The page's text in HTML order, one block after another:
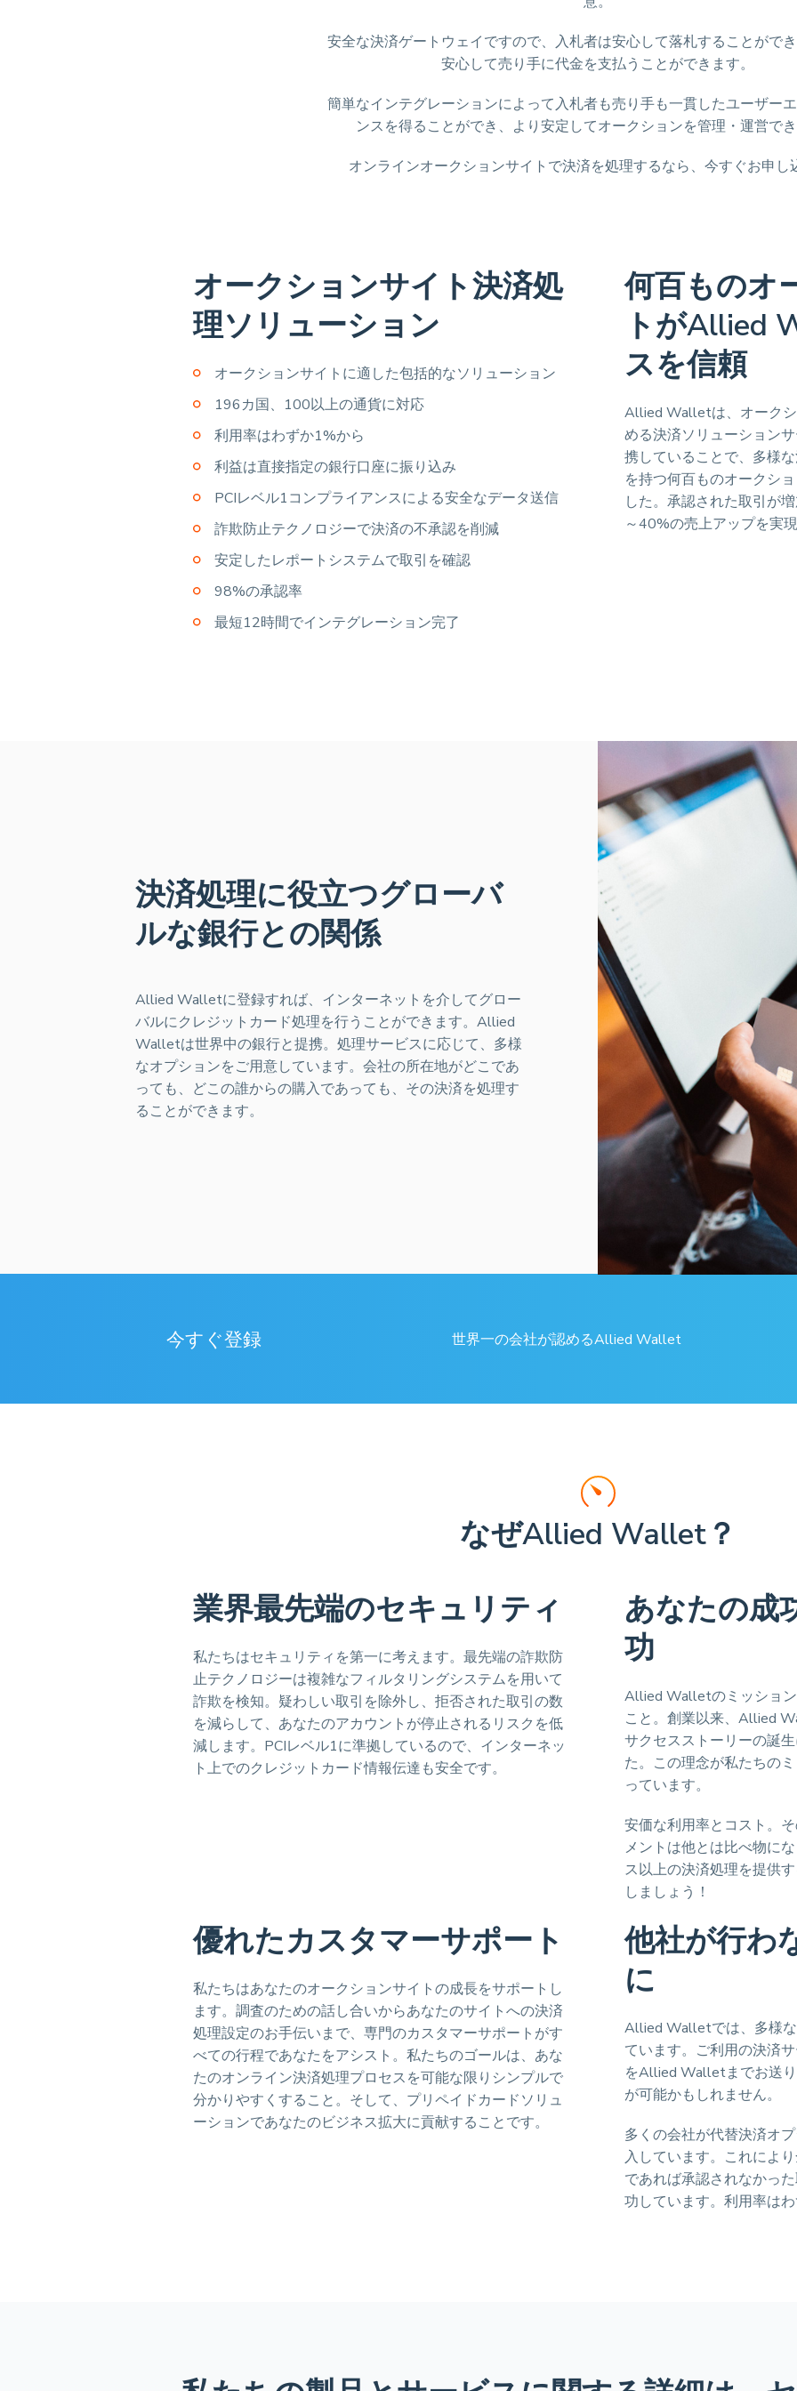
安全な決済ゲートウェイですので、入札者は安心して落札することがで
安心して売り手に代金を支払うことができます。
簡単なインテグレーションによって入札者も売り手も一貫したユーザー
ンスを得ることができ、より安定してオークションを管理・運営で
オンラインオークションサイトで決済を処理するなら、今すぐお申し
オークションサイト決済処
理ソリューション
オークションサイトに適した包括的なソリューション
196カ国、100以上の通貨に対応
利用率はわずか1%から
利益は直接指定の銀行口座に振り込み
PCIレベル1コンプライアンスによる安全なデータ送信
詐欺防止テクノロジーで決済の不承認を削減
安定したレポートシステムで取引を確認
98%の承認率
最短12時間でインテグレーション完了
何百ものオ
トがAllied
スを信頼
Allied Walletは、オーク
める決済ソリューション
携していることで、多様
を持つ何百ものオークシ
した。承認された取引が
～40%の売上アップを実
決済処理に役立つグローバ
ルな銀行との関係
Allied Walletに登録すれば、インターネットを介してグロー
バルにクレジットカード処理を行うことができます。Allied
Walletは世界中の銀行と提携。処理サービスに応じて、多様
なオプションをご用意しています。会社の所在地がどこであ
っても、どこの誰からの購入であっても、その決済を処理す
ることができます。
今すぐ登録 世界一の会社が認めるAllied Wallet
なぜAllied Wallet？
業界最先端のセキュリティ
私たちはセキュリティを第一に考えます。最先端の詐欺防
止テクノロジーは複雑なフィルタリングシステムを用いて
詐欺を検知。疑わしい取引を除外し、拒否された取引の数
を減らして、あなたのアカウントが停止されるリスクを低
減します。PCIレベル1に準拠しているので、インターネッ
ト上でのクレジットカード情報伝達も安全です。
あなたの成
功
Allied Walletのミッショ
こと。創業以来、Allied
サクセスストーリーの誕
た。この理念が私たちの
っています。
安価な利用率とコスト。
メントは他とは比べ物に
ス以上の決済処理を提供
しましょう！
優れたカスタマーサポート
私たちはあなたのオークションサイトの成長をサポートし
ます。調査のための話し合いからあなたのサイトへの決済
処理設定のお手伝いまで、専門のカスタマーサポートがす
べての行程であなたをアシスト。私たちのゴールは、あな
たのオンライン決済処理プロセスを可能な限りシンプルで
分かりやすくすること。そして、プリペイドカードソリュ
ーションであなたのビジネス拡大に貢献することです。
他社が行わ
に
Allied Walletでは、多様
ています。ご利用の決済
をAllied Walletまでお送
が可能かもしれません。
多くの会社が代替決済オ
入しています。これによ
であれば承認されなかっ
功しています。利用率は